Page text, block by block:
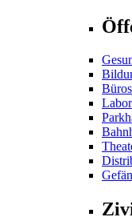
Büros